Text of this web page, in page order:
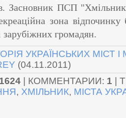
Засновник ПСП
зона відпочинку
зарубіжних громадян.
УКРАЇНСЬКИХ МІСТ
(04.11.2011)
1624 КОММЕНТАРИИ: 1
, ХМІЛЬНИК, МІСТА